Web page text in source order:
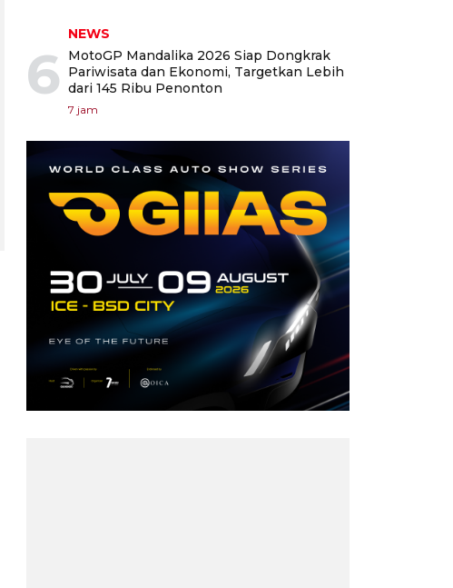
6
NEWS
MotoGP Mandalika 2026 Siap Dongkrak
Pariwisata dan Ekonomi, Targetkan Lebih
dari 145 Ribu Penonton
7 jam